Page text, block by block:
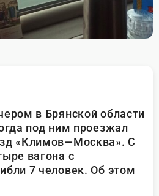
в Брянской области
под ним проезжал
«Климов—Москва». С
вагона с
7 человек. Об этом